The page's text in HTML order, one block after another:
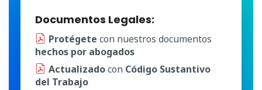
Documentos Legales:
Protégete con nuestros documentos
hechos por abogados
Actualizadocon Código Sustantivo
del Trabajo